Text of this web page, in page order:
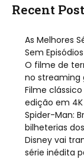
Recent
As Melhores
Sem
O filme de
no streaming
Filme
edição em 4K
Spider-Man:
bilheterias
Disney vai
série inédita